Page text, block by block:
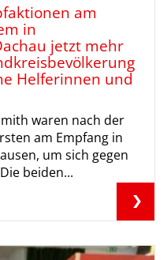
am
in
jetzt mehr
Helferinnen und
waren nach der
am Empfang in
um sich gegen
beiden...